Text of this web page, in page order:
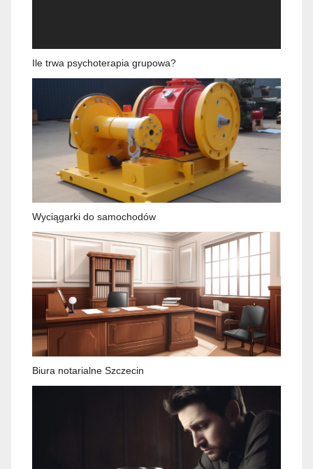
Ile trwa psychoterapia grupowa?
Wyciągarki do samochodów
Biura notarialne Szczecin